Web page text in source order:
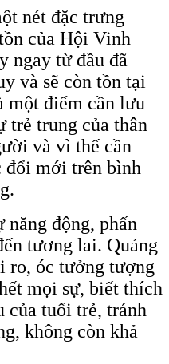
nét đặc trưng
của Hội Vinh
ngay từ đầu đã
và sẽ còn tồn tại
một điểm cần lưu
trẻ trung của thân
và vì thế cần
đổi mới trên bình
động, phấn
tương lai. Quảng
ro, óc tưởng tượng
mọi sự, biết thích
của tuổi trẻ, tránh
không còn khả